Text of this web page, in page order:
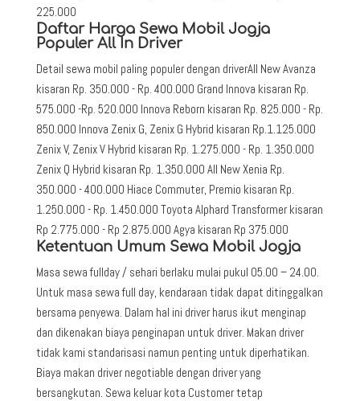
225.000
Daftar Harga Sewa Mobil Jogja
Populer All In Driver
Detail sewa mobil paling populer dengan driverAll New Avanza
kisaran Rp. 350.000 - Rp. 400.000 Grand Innova kisaran Rp.
575.000 -Rp. 520.000 Innova Reborn kisaran Rp. 825.000 - Rp.
850.000 Innova Zenix G, Zenix G Hybrid kisaran Rp.1.125.000
Zenix V, Zenix V Hybrid kisaran Rp. 1.275.000 - Rp. 1.350.000
Zenix Q Hybrid kisaran Rp. 1.350.000 All New Xenia Rp.
350.000 - 400.000 Hiace Commuter, Premio kisaran Rp.
1.250.000 - Rp. 1.450.000 Toyota Alphard Transformer kisaran
Rp 2.775.000 - Rp 2.875.000 Agya kisaran Rp 375.000
Ketentuan Umum Sewa Mobil Jogja
Masa sewa fullday / sehari berlaku mulai pukul 05.00 – 24.00.
Untuk masa sewa full day, kendaraan tidak dapat ditinggalkan
bersama penyewa. Dalam hal ini driver harus ikut menginap
dan dikenakan biaya penginapan untuk driver. Makan driver
tidak kami standarisasi namun penting untuk diperhatikan.
Biaya makan driver negotiable dengan driver yang
bersangkutan. Sewa keluar kota Customer tetap